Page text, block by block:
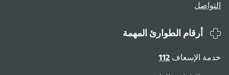
التواصل
أرقام الطوارئ المهمة
خدمة الإسعاف 112